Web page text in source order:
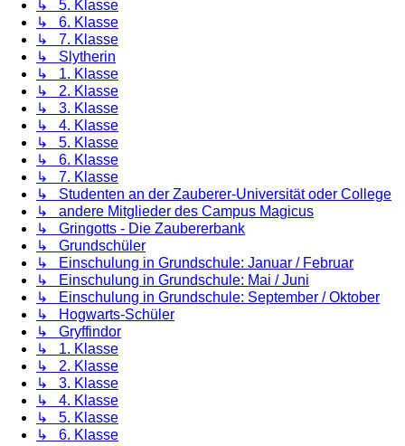
↳ 5. Klasse
↳ 6. Klasse
↳ 7. Klasse
↳ Slytherin
↳ 1. Klasse
↳ 2. Klasse
↳ 3. Klasse
↳ 4. Klasse
↳ 5. Klasse
↳ 6. Klasse
↳ 7. Klasse
↳ Studenten an der Zauberer-Universität oder College
↳ andere Mitglieder des Campus Magicus
↳ Gringotts - Die Zaubererbank
↳ Grundschüler
↳ Einschulung in Grundschule: Januar / Februar
↳ Einschulung in Grundschule: Mai / Juni
↳ Einschulung in Grundschule: September / Oktober
↳ Hogwarts-Schüler
↳ Gryffindor
↳ 1. Klasse
↳ 2. Klasse
↳ 3. Klasse
↳ 4. Klasse
↳ 5. Klasse
↳ 6. Klasse